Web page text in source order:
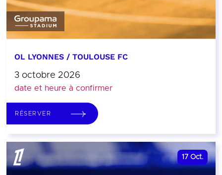
OL LYONNES / TOULOUSE FC
3 octobre 2026
date et heure à confirmer
RÉSERVER
17 Oct.